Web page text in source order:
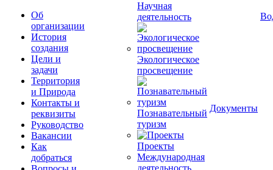
Об
организации
История
создания
Цели и
задачи
Территория
и Природа
Контакты и
реквизиты
Руководство
Вакансии
Как
добраться
Научная
деятельность
Экологическое
просвещение
Познавательный
туризм
Проекты
Международная
деятельность
Документы